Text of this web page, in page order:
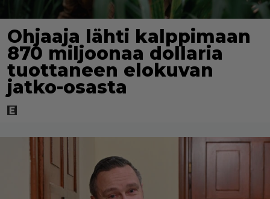
Ohjaaja lähti kalppimaan
870 miljoonaa dollaria
tuottaneen elokuvan
jatko-osasta